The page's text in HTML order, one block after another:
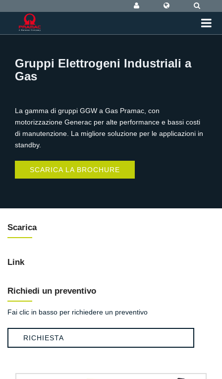
Gruppi Elettrogeni Industriali a
Gas
La gamma di gruppi GGW a Gas Pramac, con
motorizzazione Generac per alte performance e bassi costi
di manutenzione. La migliore soluzione per le applicazioni in
standby.
SCARICA LA BROCHURE
Scarica
Link
Richiedi un preventivo
Fai clic in basso per richiedere un preventivo
RICHIESTA